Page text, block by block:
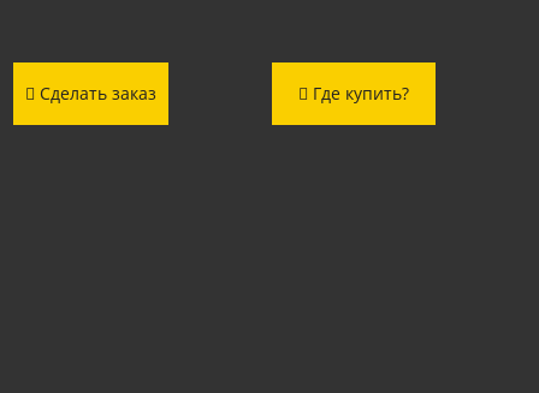
Сделать заказ Где купить?